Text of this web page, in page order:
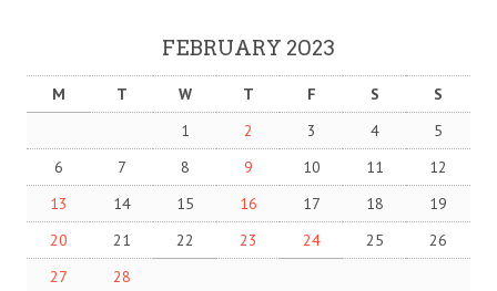
FEBRUARY 2023
M T W T F S
S
1
2 3 4
5
6
7 8 9 10 11
12
13
14 15 16 17 18
19
20
21 22 23 24 25
26
27
28